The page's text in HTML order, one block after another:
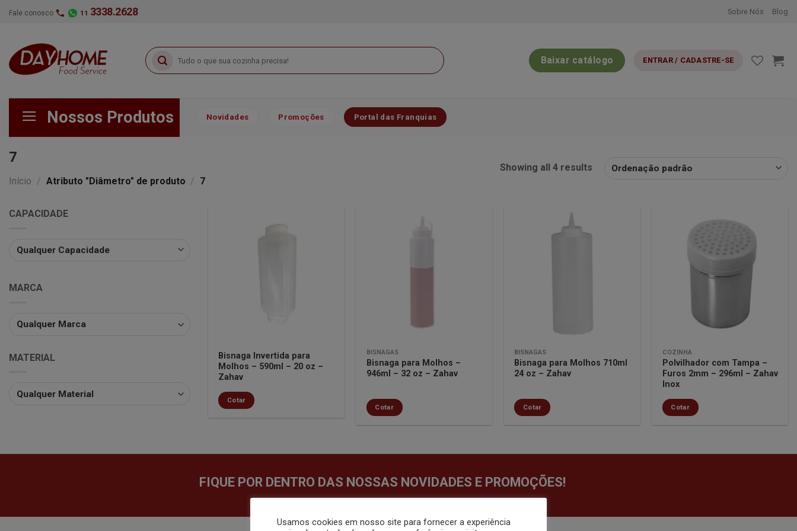
Skip
Fale conosco 11 3338.2628 Sobre Nós Blog
Pesquisar
por:
Baixar catálogo ENTRAR / CADASTRE-SE
Nossos Produtos Novidades Promoções Portal das Franquias
7
Início / Atributo "Diâmetro" de produto / 7
Showing all 4 results
CAPACIDADE
MARCA
MATERIAL
Bisnaga Invertida para
Molhos – 590ml – 20 oz –
Zahav
Cotar
BISNAGAS
Bisnaga para Molhos –
946ml – 32 oz – Zahav
Cotar
BISNAGAS
Bisnaga para Molhos 710ml
24 oz – Zahav
Cotar
Minha
desejos
COZINHA
Polvilhador com Tampa –
Furos 2mm – 296ml – Zahav
Inox
Cotar
FIQUE POR DENTRO DAS NOSSAS NOVIDADES E PROMOÇÕES!
Usamos cookies em nosso site para fornecer a experiência